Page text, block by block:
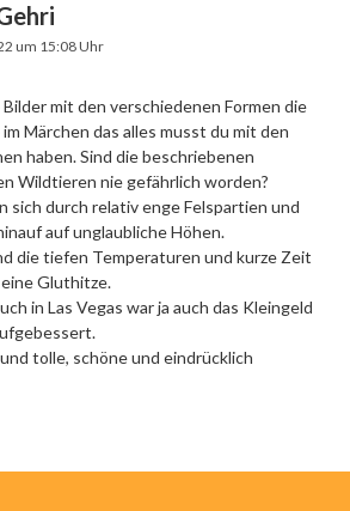
um 15:08 Uhr
mit den verschiedenen Formen die
Märchen das alles musst du mit den
haben. Sind die beschriebenen
Wildtieren nie gefährlich worden?
sich durch relativ enge Felspartien und
auf unglaubliche Höhen.
die tiefen Temperaturen und kurze Zeit
Gluthitze.
in Las Vegas war ja auch das Kleingeld
tolle, schöne und eindrücklich